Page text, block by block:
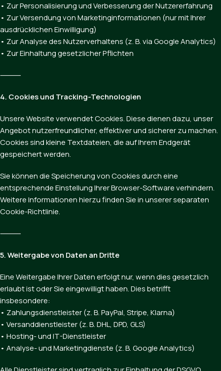
• Zur Personalisierung und Verbesserung der Nutzererfahrung
• Zur Versendung von Marketinginformationen (nur mit Ihrer
ausdrücklichen Einwilligung)
• Zur Analyse des Nutzerverhaltens (z. B. via Google Analytics)
• Zur Einhaltung gesetzlicher Pflichten
⸻
4. Cookies und Tracking-Technologien
Unsere Website verwendet Cookies. Diese dienen dazu, unser
Angebot nutzerfreundlicher, effektiver und sicherer zu machen.
Cookies sind kleine Textdateien, die auf Ihrem Endgerät
gespeichert werden.
Sie können die Speicherung von Cookies durch eine
entsprechende Einstellung Ihrer Browser-Software verhindern.
Weitere Informationen hierzu finden Sie in unserer separaten
Cookie-Richtlinie.
⸻
5. Weitergabe von Daten an Dritte
Eine Weitergabe Ihrer Daten erfolgt nur, wenn dies gesetzlich
erlaubt ist oder Sie eingewilligt haben. Dies betrifft
insbesondere:
• Zahlungsdienstleister (z. B. PayPal, Stripe, Klarna)
• Versanddienstleister (z. B. DHL, DPD, GLS)
• Hosting- und IT-Dienstleister
• Analyse- und Marketingdienste (z. B. Google Analytics)